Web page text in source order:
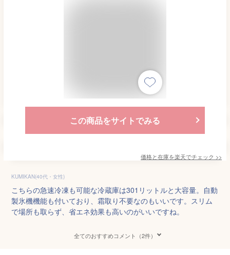
この商品をサイトでみる
価格と在庫を楽天でチェック >>
KUMIKAN(40代・女性)
こちらの急速冷凍も可能な冷蔵庫は301リットルと大容量。自動
製氷機機能も付いており、霜取り不要なのもいいです。スリム
で場所も取らず、省エネ効果も高いのがいいですね。
全てのおすすめコメント（2件）